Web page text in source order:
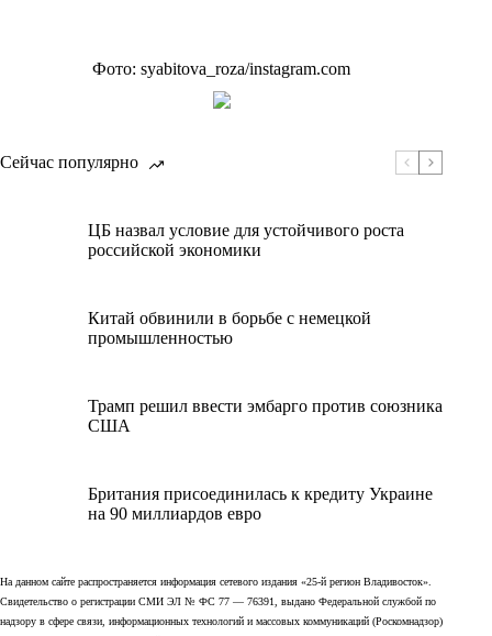
Фото: syabitova_roza/instagram.com
Сейчас популярно
ЦБ назвал условие для устойчивого роста
российской экономики
Китай обвинили в борьбе с немецкой
промышленностью
Трамп решил ввести эмбарго против союзника
США
Британия присоединилась к кредиту Украине
на 90 миллиардов евро
На данном сайте распространяется информация сетевого издания «25-й регион Владивосток».
Свидетельство о регистрации СМИ ЭЛ № ФС 77 — 76391, выдано Федеральной службой по
надзору в сфере связи, информационных технологий и массовых коммуникаций (Роскомнадзор)